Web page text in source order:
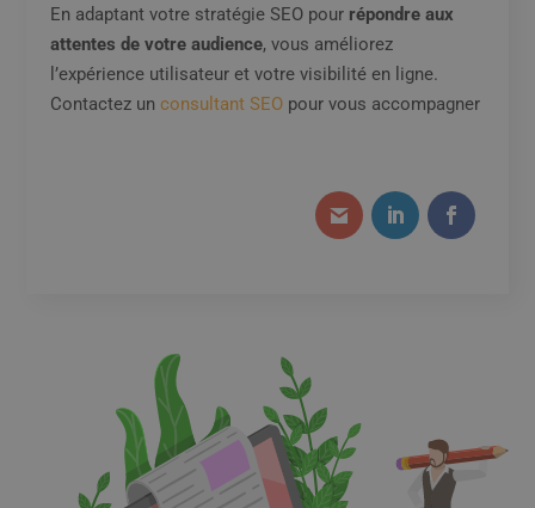
En adaptant votre stratégie SEO pour répondre aux
attentes de votre audience, vous améliorez
l’expérience utilisateur et votre visibilité en ligne.
Contactez unconsultant SEO pour vous accompagner